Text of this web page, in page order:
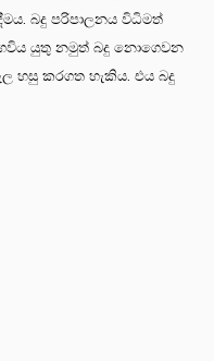
බදු පරිපාලනය විධිමත්
යුතු නමුත් බදු නොගෙවන
හසු කරගත හැකිය. එය බදු